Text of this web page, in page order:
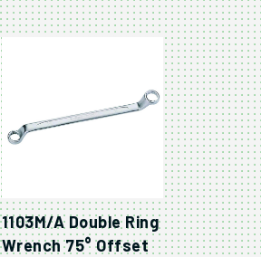
1103M/A Double Ring
Wrench 75° Offset